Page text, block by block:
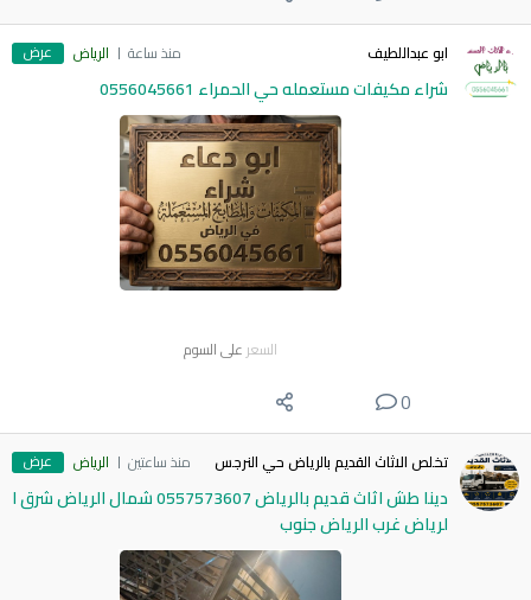
ابو عبداللطيف منذ ساعة الرياض عرض
شراء مكيفات مستعمله حي الحمراء 0556045661
السعر على السوم
0
تخلص الاثاث القديم بالرياض حي النرجس منذ ساعتين الرياض عرض
دينا طش اثاث قديم بالرياض 0557573607 شمال الرياض شرق ا
لرياض غرب الرياض جنوب